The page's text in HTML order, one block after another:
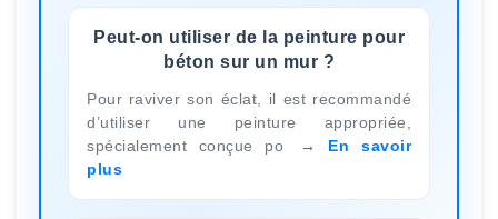
Peut-on utiliser de la peinture pour
béton sur un mur ?
Pour raviver son éclat, il est recommandé
d’utiliser une peinture appropriée,
spécialement conçue po
En savoir
plus